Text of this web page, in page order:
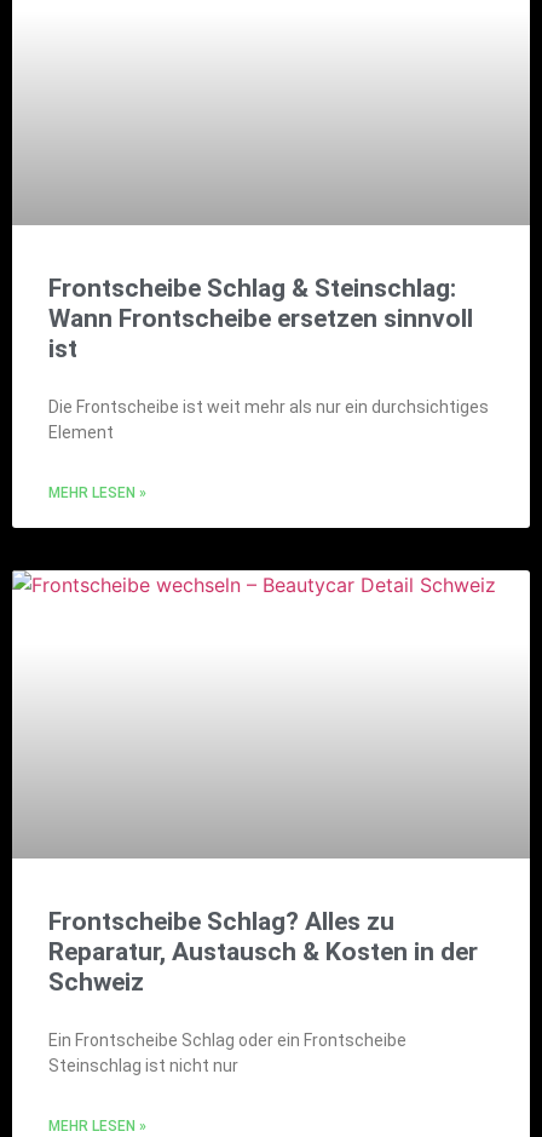
Frontscheibe Schlag & Steinschlag:
Wann Frontscheibe ersetzen sinnvoll
ist
Die Frontscheibe ist weit mehr als nur ein durchsichtiges
Element
MEHR LESEN »
Frontscheibe Schlag? Alles zu
Reparatur, Austausch & Kosten in der
Schweiz
Ein Frontscheibe Schlag oder ein Frontscheibe
Steinschlag ist nicht nur
MEHR LESEN »